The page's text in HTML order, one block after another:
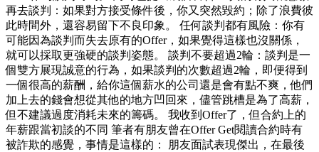
再去談判：如果對方接受條件後，你又突然毀約；除了浪費彼
此時間外，還容易留下不良印象。 任何談判都有風險：你有
可能因為談判而失去原有的Offer，如果覺得這樣也沒關係，
就可以採取更強硬的談判姿態。 談判不要超過2輪：談判是一
個雙方展現誠意的行為，如果談判的次數超過2輪，即便得到
一個很高的薪酬，給你這個薪水的公司還是會有點不爽，他們
加上去的錢會想從其他的地方凹回來，儘管跳槽是為了高薪，
但不建議過度消耗未來的籌碼。 我收到Offer了，但合約上的
年薪跟當初談的不同 筆者有朋友曾在Offer Get閱讀合約時有
被詐欺的感覺，事情是這樣的： 朋友面試表現傑出，在最後